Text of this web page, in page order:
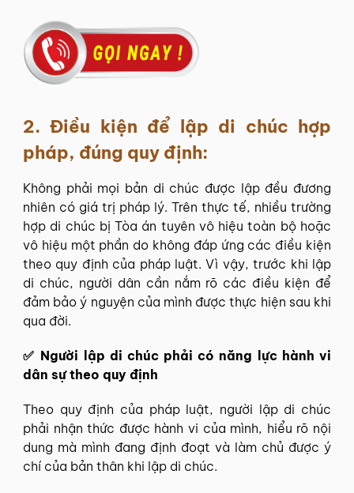
2. Điều kiện để lập di chúc hợp
pháp, đúng quy định:
Không phải mọi bản di chúc được lập đều đương
nhiên có giá trị pháp lý. Trên thực tế, nhiều trường
hợp di chúc bị Tòa án tuyên vô hiệu toàn bộ hoặc
vô hiệu một phần do không đáp ứng các điều kiện
theo quy định của pháp luật. Vì vậy, trước khi lập
di chúc, người dân cần nắm rõ các điều kiện để
đảm bảo ý nguyện của mình được thực hiện sau khi
qua đời.
✅ Người lập di chúc phải có năng lực hành vi
dân sự theo quy định
Theo quy định của pháp luật, người lập di chúc
phải nhận thức được hành vi của mình, hiểu rõ nội
dung mà mình đang định đoạt và làm chủ được ý
chí của bản thân khi lập di chúc.